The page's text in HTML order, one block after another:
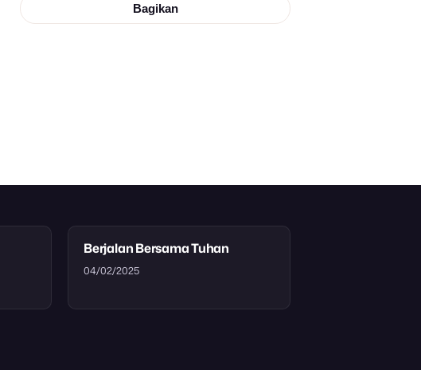
Bagikan
Berjalan Bersama Tuhan
04/02/2025